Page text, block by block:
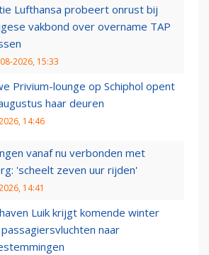
Lufthansa probeert onrust bij
vakbond over overname TAP
2026, 15:33
Privium-lounge op Schiphol opent
haar deuren
14:46
vanaf nu verbonden met
'scheelt zeven uur rijden'
14:41
Luik krijgt komende winter
naar